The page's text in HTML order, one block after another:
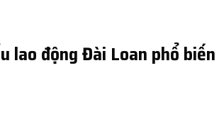
lao động Đài Loan phổ biến